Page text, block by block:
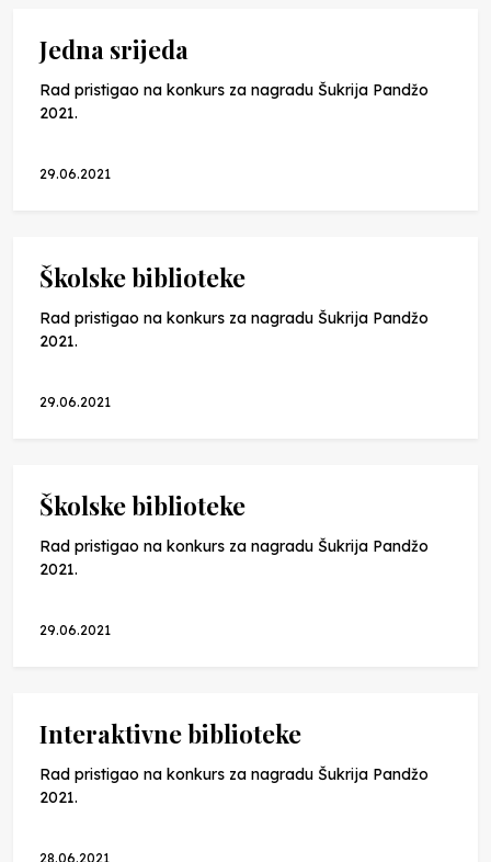
Jedna srijeda
Rad pristigao na konkurs za nagradu Šukrija Pandžo
2021.
29.06.2021
Školske biblioteke
Rad pristigao na konkurs za nagradu Šukrija Pandžo
2021.
29.06.2021
Školske biblioteke
Rad pristigao na konkurs za nagradu Šukrija Pandžo
2021.
29.06.2021
Interaktivne biblioteke
Rad pristigao na konkurs za nagradu Šukrija Pandžo
2021.
28.06.2021